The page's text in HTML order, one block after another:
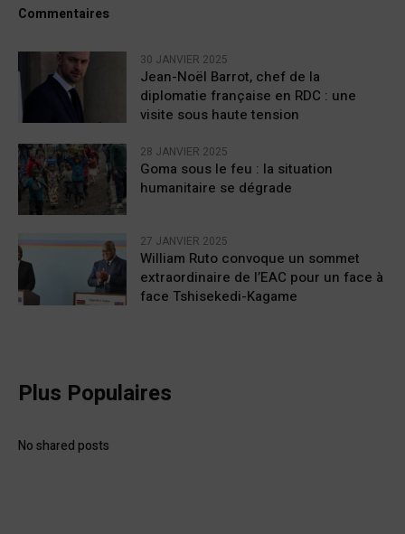
Commentaires
30 JANVIER 2025
Jean-Noël Barrot, chef de la
diplomatie française en RDC : une
visite sous haute tension
28 JANVIER 2025
Goma sous le feu : la situation
humanitaire se dégrade
27 JANVIER 2025
William Ruto convoque un sommet
extraordinaire de l’EAC pour un face à
face Tshisekedi-Kagame
Plus Populaires
No shared posts